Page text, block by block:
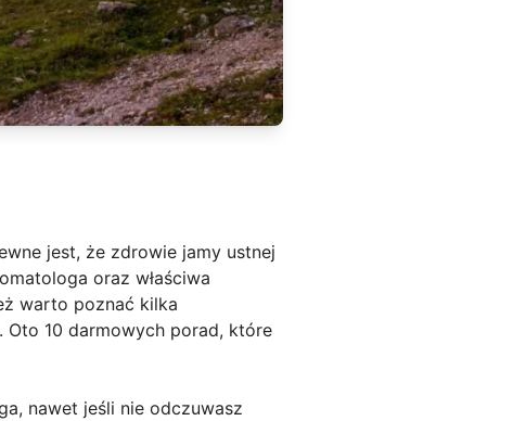
jest, że zdrowie jamy ustnej
oraz właściwa
warto poznać kilka
10 darmowych porad, które
nawet jeśli nie odczuwasz